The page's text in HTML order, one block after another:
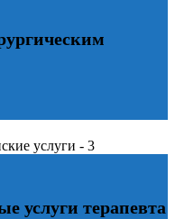
услуги терапевта